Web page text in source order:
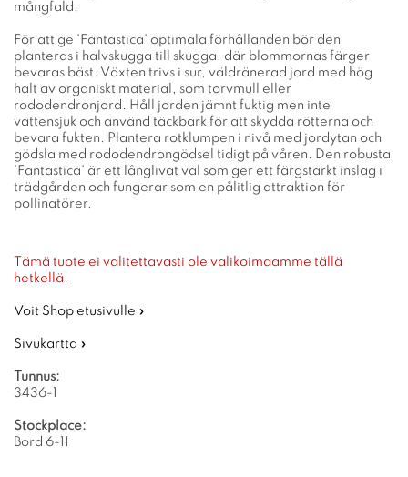
mångfald.
För att ge 'Fantastica' optimala förhållanden bör den
planteras i halvskugga till skugga, där blommornas färger
bevaras bäst. Växten trivs i sur, väldränerad jord med hög
halt av organiskt material, som torvmull eller
rododendronjord. Håll jorden jämnt fuktig men inte
vattensjuk och använd täckbark för att skydda rötterna och
bevara fukten. Plantera rotklumpen i nivå med jordytan och
gödsla med rododendrongödsel tidigt på våren. Den robusta
'Fantastica' är ett långlivat val som ger ett färgstarkt inslag i
trädgården och fungerar som en pålitlig attraktion för
pollinatörer.
Tämä tuote ei valitettavasti ole valikoimaamme tällä
hetkellä.
Voit Shop etusivulle »
Sivukartta »
Tunnus:
3436-1
Stockplace:
Bord 6-11